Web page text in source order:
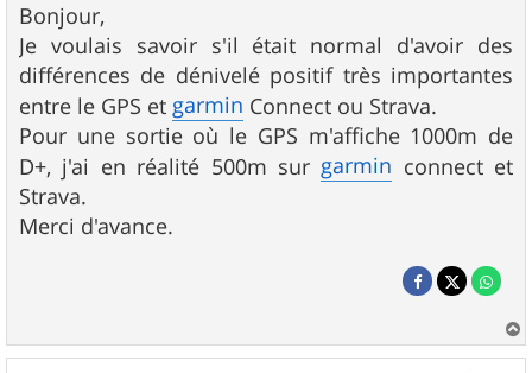
s
s
a
g
e
Bonjour,
Je voulais savoir s'il était normal d'avoir des
différences de dénivelé positif très importantes
entre le GPS et garmin Connect ou Strava.
Pour une sortie où le GPS m'affiche 1000m de
D+, j'ai en réalité 500m surgarmin connect et
Strava.
Merci d'avance.
a